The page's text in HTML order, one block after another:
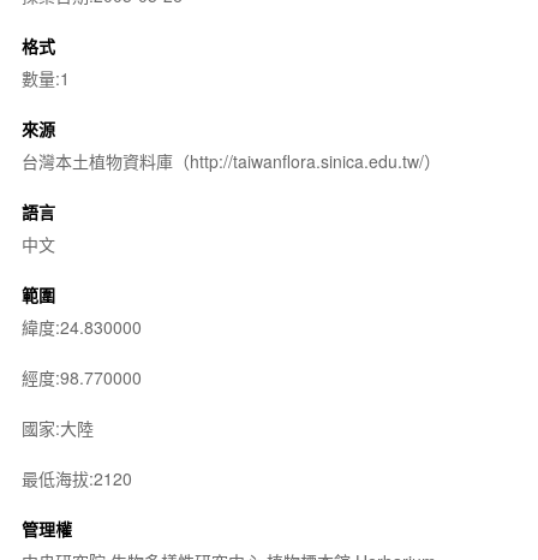
格式
數量:1
來源
台灣本土植物資料庫（http://taiwanflora.sinica.edu.tw/）
語言
中文
範圍
緯度:24.830000
經度:98.770000
國家:大陸
最低海拔:2120
管理權